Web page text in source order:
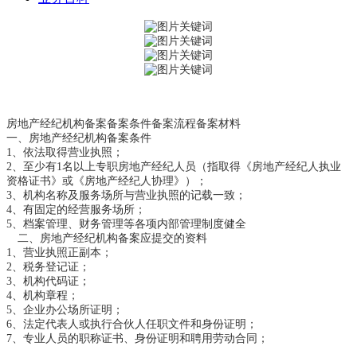
房地产经纪机构备案备案条件备案流程备案材料
一、房地产经纪机构备案条件
1、依法取得营业执照；
2、至少有1名以上专职房地产经纪人员（指取得《房地产经纪人执业
资格证书》或《房地产经纪人协理》）；
3、机构名称及服务场所与营业执照的记载一致；
4、有固定的经营服务场所；
5、档案管理、财务管理等各项内部管理制度健全
二、房地产经纪机构备案应提交的资料
1、营业执照正副本；
2、税务登记证；
3、机构代码证；
4、机构章程；
5、企业办公场所证明；
6、法定代表人或执行合伙人任职文件和身份证明；
7、专业人员的职称证书、身份证明和聘用劳动合同；